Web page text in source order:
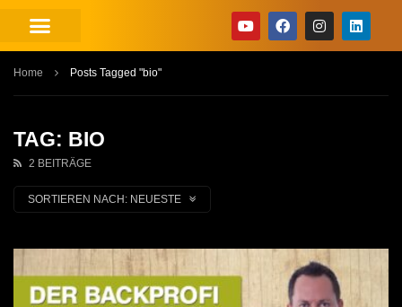
Home Posts Tagged "bio"
TAG: BIO
2 BEITRÄGE
SORTIEREN NACH: NEUESTE